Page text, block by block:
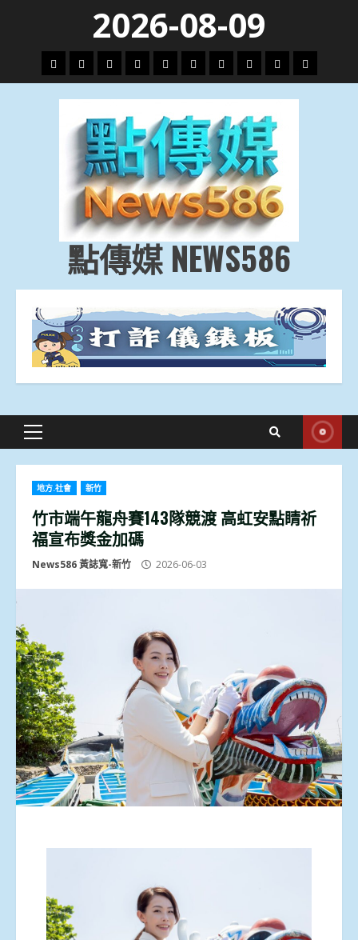
content
2026-08-09
頭
條
財
經
地
方.
會
文
教.
技
專
題
娛
樂
劇
政
治
國
際
運
動
生
活
點傳媒 NEWS586
Primary
地方.社會 新竹
竹市端午龍舟賽143隊競渡 高虹安點睛祈
福宣布獎金加碼
News586 黃誌寬-新竹 2026-06-03